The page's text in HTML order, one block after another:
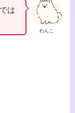
わんこ
は